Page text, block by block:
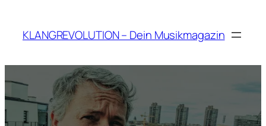
springen
KLANGREVOLUTION – Dein Musikmagazin